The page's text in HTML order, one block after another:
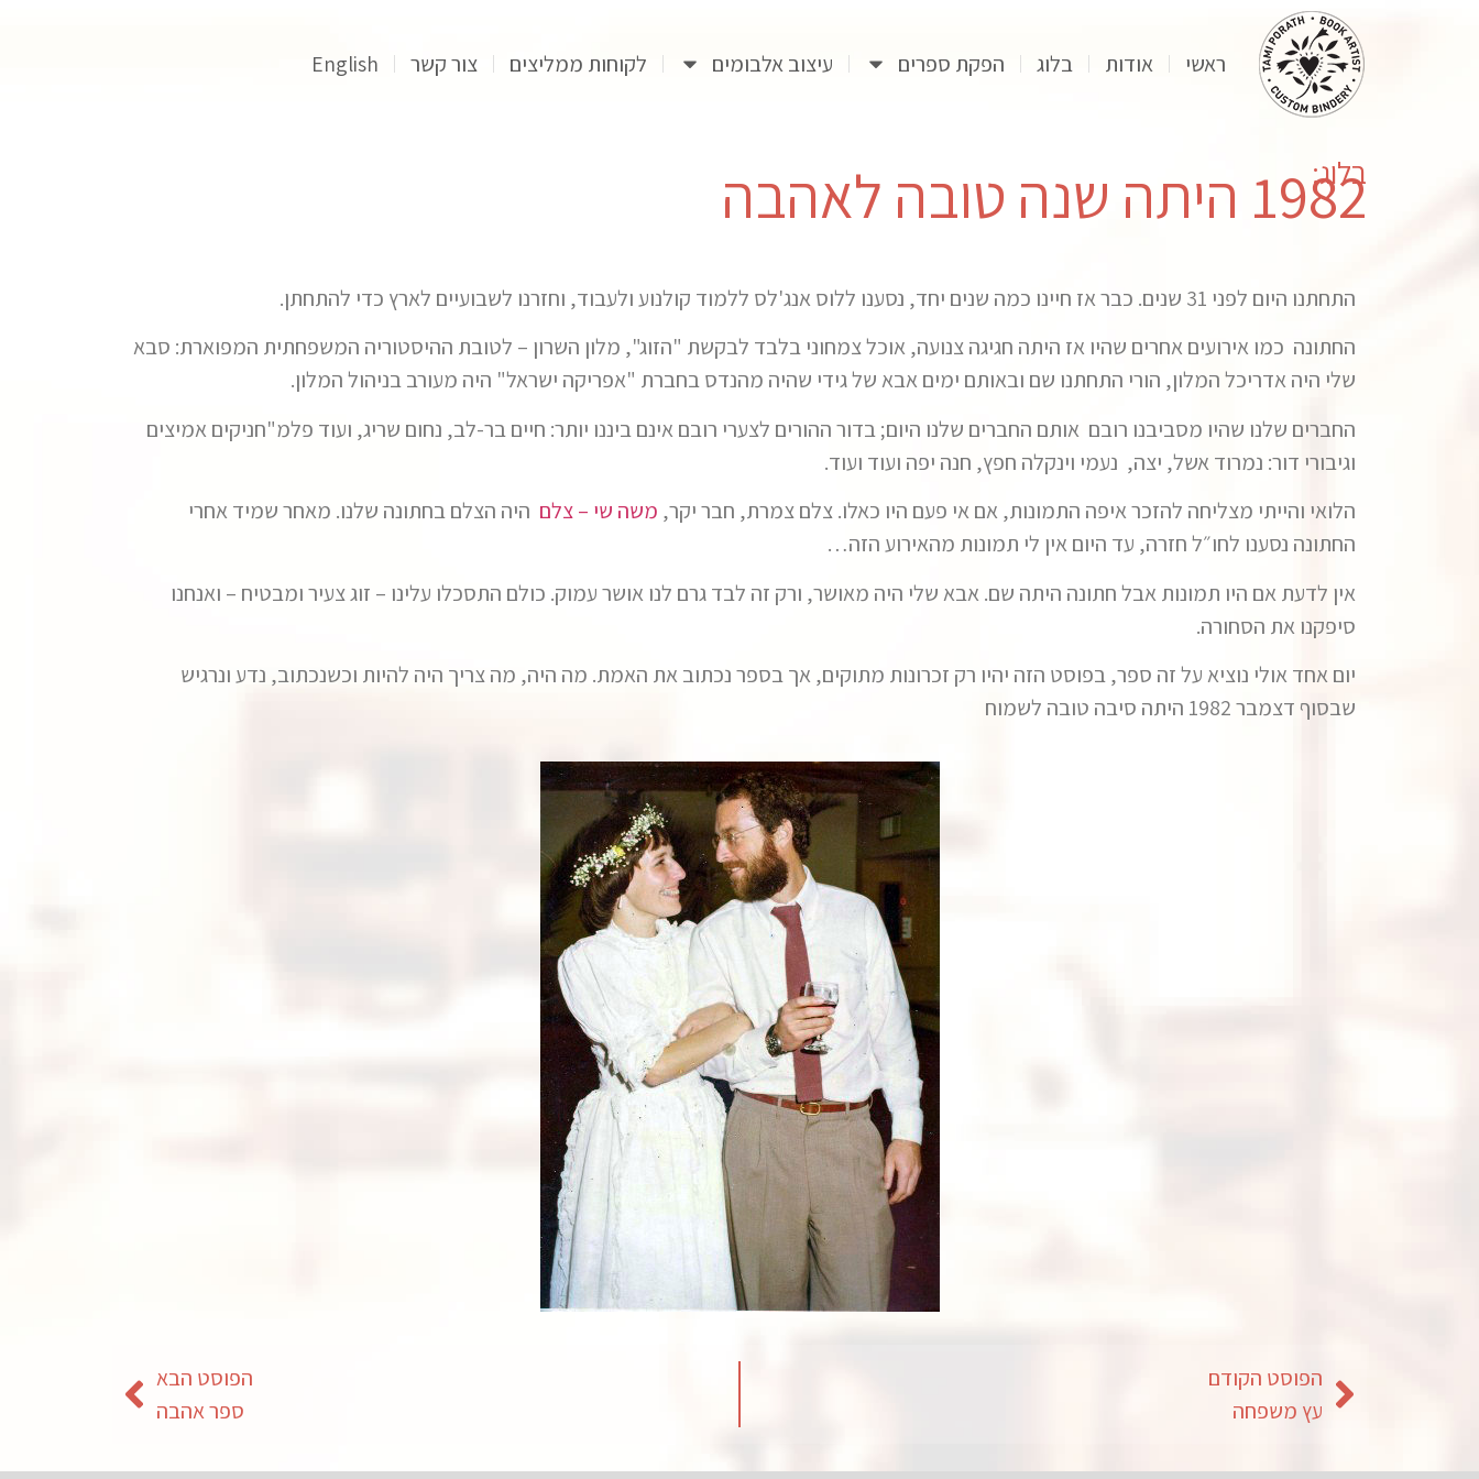
ראשי אודות בלוג הפקת ספרים עיצוב אלבומים לקוחות ממליצים צור קשר English
בלוג:
1982 היתה שנה טובה לאהבה
התחתנו היום לפני 31 שנים. כבר אז חיינו כמה שנים יחד, נסענו ללוס אנג'לס ללמוד קולנוע ולעבוד, וחזרנו לשבועיים לארץ כדי להתחתן.
החתונה כמו אירועים אחרים שהיו אז היתה חגיגה צנועה, אוכל צמחוני בלבד לבקשת "הזוג", מלון השרון – לטובת ההיסטוריה המשפחתית המפוארת: סבא
שלי היה אדריכל המלון, הורי התחתנו שם ובאותם ימים אבא של גידי שהיה מהנדס בחברת "אפריקה ישראל" היה מעורב בניהול המלון.
החברים שלנו שהיו מסביבנו רובם אותם החברים שלנו היום; בדור ההורים לצערי רובם אינם ביננו יותר: חיים בר-לב, נחום שריג, ועוד פלמ"חניקים אמיצים
וגיבורי דור: נמרוד אשל, יצה, נעמי וינקלה חפץ, חנה יפה ועוד ועוד.
הלואי והייתי מצליחה להזכר איפה התמונות, אם אי פעם היו כאלו. צלם צמרת, חבר יקר, משה שי – צלם היה הצלם בחתונה שלנו. מאחר שמיד אחרי
החתונה נסענו לחו״ל חזרה, עד היום אין לי תמונות מהאירוע הזה…
אין לדעת אם היו תמונות אבל חתונה היתה שם. אבא שלי היה מאושר, ורק זה לבד גרם לנו אושר עמוק. כולם התסכלו עלינו – זוג צעיר ומבטיח – ואנחנו
סיפקנו את הסחורה.
יום אחד אולי נוציא על זה ספר, בפוסט הזה יהיו רק זכרונות מתוקים, אך בספר נכתוב את האמת. מה היה, מה צריך היה להיות וכשנכתוב, נדע ונרגיש
שבסוף דצמבר 1982 היתה סיבה טובה לשמוח
הפוסט הקודם
עץ משפחה
הפוסט הבא
ספר אהבה